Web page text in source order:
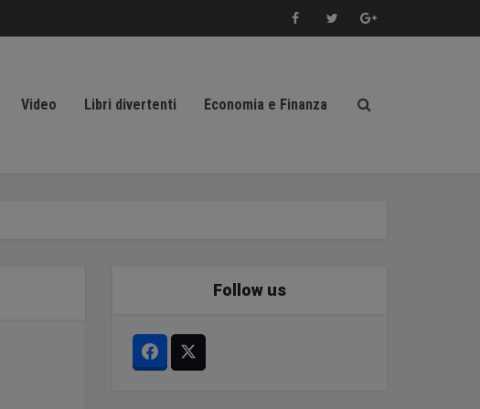
Video Libri divertenti Economia e Finanza
Follow us